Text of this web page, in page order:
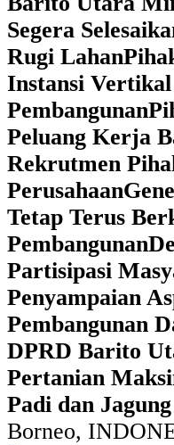
Segera
Rugi Lahan
Instansi
Pembangunan
Peluang Kerja
Rekrutmen
Perusahaan
Tetap Terus
Pembangunan
Partisipasi
Penyampaian
Pembangunan
DPRD Barito
Pertanian
Padi dan Jagung
Borneo,